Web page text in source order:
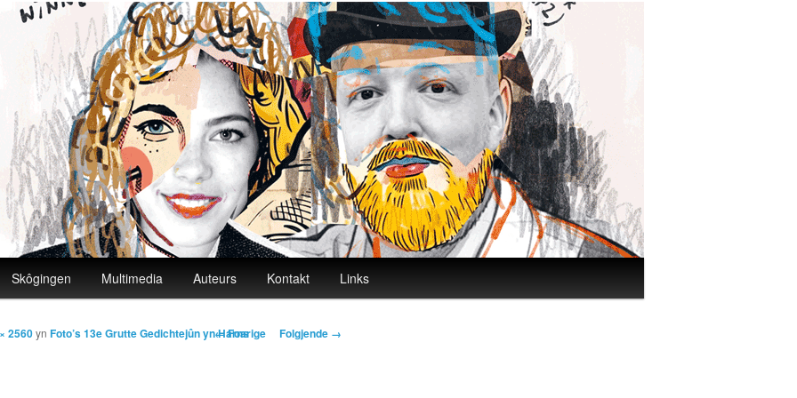
Skôgingen Multimedia Auteurs Kontakt Links
Image navigation
← Foarige Folgjende →
2560yn Foto’s 13e Grutte Gedichtejûn yn Harns